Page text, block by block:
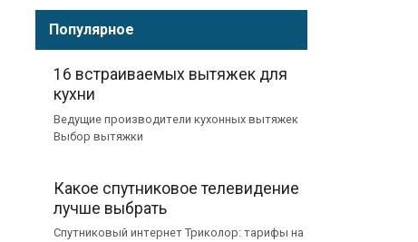
Популярное
16 встраиваемых вытяжек для
кухни
Ведущие производители кухонных вытяжек
Выбор вытяжки
Какое спутниковое телевидение
лучше выбрать
Спутниковый интернет Триколор: тарифы на